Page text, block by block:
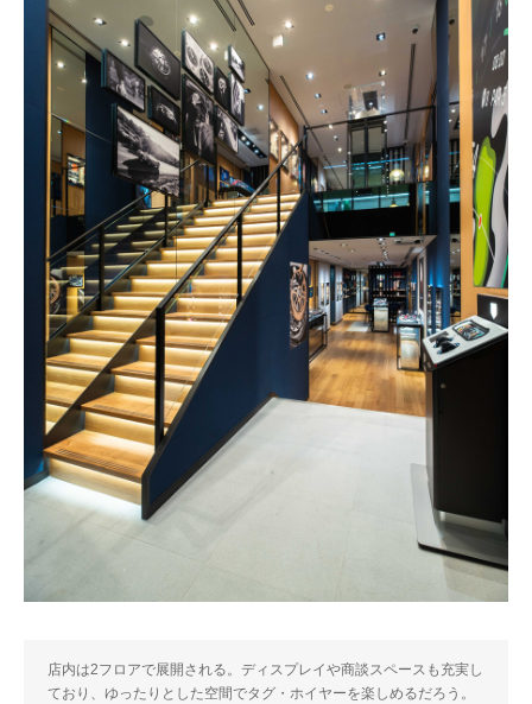
店内は2フロアで展開される。ディスプレイや商談スペースも充実し
ており、ゆったりとした空間でタグ・ホイヤーを楽しめるだろう。